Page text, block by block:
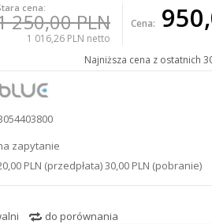
Cena:
cena:
250,00 PLN
1 016,26 PLN netto
Najniższa cena z ostatnich
zapytanie
PLN (przedpłata) 30,00 PLN (pobranie)
do porównania